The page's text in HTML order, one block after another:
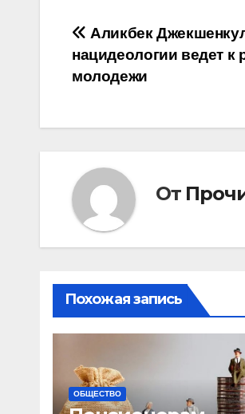
Навигация
по
Аликбек
нацидеологии ведет к
молодежи
От
Похожая запись
ОБЩЕСТВО